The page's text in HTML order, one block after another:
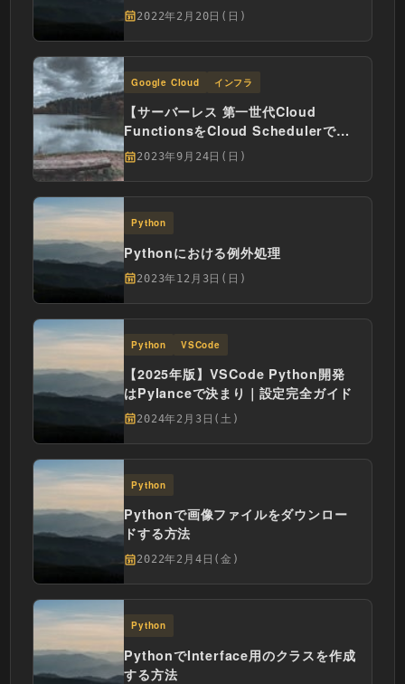
2022年2月20日(日)
Google Cloud インフラ
【サーバーレス 第一世代Cloud
FunctionsをCloud Schedulerで定
期実行】Part1：導入/Pub/Subトピ
ックとCloud Functions作成
2023年9月24日(日)
Python
Pythonにおける例外処理
2023年12月3日(日)
Python VSCode
【2025年版】VSCode Python開発
はPylanceで決まり｜設定完全ガイド
2024年2月3日(土)
Python
Pythonで画像ファイルをダウンロー
ドする方法
2022年2月4日(金)
Python
PythonでInterface用のクラスを作成
する方法